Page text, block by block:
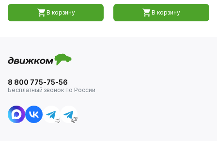
В корзину В корзину
8 800 775-75-56
Бесплатный звонок по России